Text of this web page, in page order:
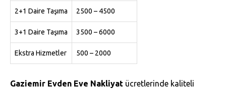
2+1 Daire Taşıma 2500 – 4500
3+1 Daire Taşıma 3500 – 6000
Ekstra Hizmetler 500 – 2000
Gaziemir Evden Eve Nakliyat ücretlerinde kaliteli